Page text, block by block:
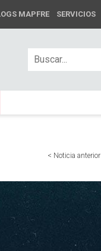
MAPFRE SERVICIOS
< Noticia anterior